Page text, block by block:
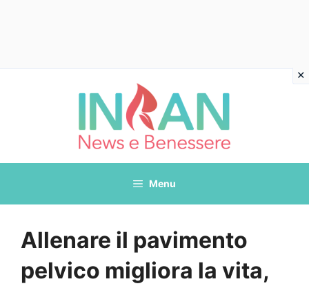
Menu
Allenare il pavimento
pelvico migliora la vita,